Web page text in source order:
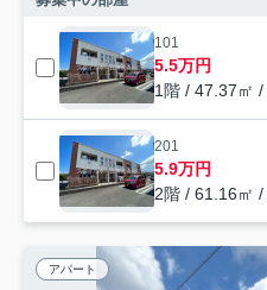
101
5.5万円
1階 / 47.37㎡
201
5.9万円
2階 / 61.16㎡
アパート